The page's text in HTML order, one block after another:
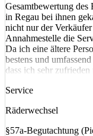
Gesamtbewertung
in Regau bei ihnen
nicht nur der
Annahmestelle die
Da ich eine ältere
bestens und
dass ich sehr
Service
Räderwechsel
§57a-Begutachtung